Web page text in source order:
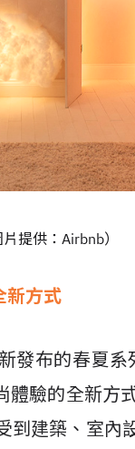
提供：Airbnb）
新方式
發布的春夏
驗的全新方
到建築、室內